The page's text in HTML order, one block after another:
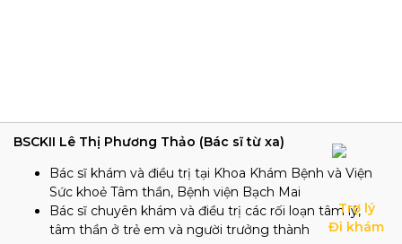
BSCKII Lê Thị Phương Thảo (Bác sĩ từ xa)
Bác sĩ khám và điều trị tại Khoa Khám Bệnh và Viện
Sức khoẻ Tâm thần, Bệnh viện Bạch Mai
Bác sĩ chuyên khám và điều trị các rối loạn tâm lý,
tâm thần ở trẻ em và người trưởng thành
Trợ lý
Đi khám